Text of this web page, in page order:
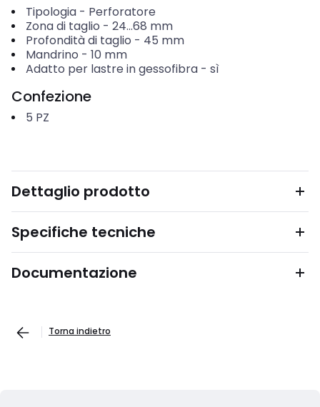
Tipologia- Perforatore
Zona di taglio - 24...68 mm
Profondità di taglio - 45 mm
Mandrino - 10 mm
Adatto per lastre in gessofibra- sì
Confezione
5 PZ
Dettaglio prodotto
Specifiche tecniche
Documentazione
Torna indietro